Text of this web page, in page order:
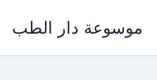
المحتوى
موسوعة دار الطب